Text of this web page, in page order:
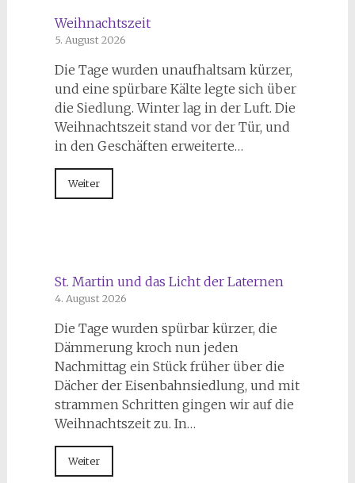
Weihnachtszeit
5. August 2026
Die Tage wurden unaufhaltsam kürzer,
und eine spürbare Kälte legte sich über
die Siedlung. Winter lag in der Luft. Die
Weihnachtszeit stand vor der Tür, und
in den Geschäften erweiterte…
Weiter
St. Martin und das Licht der Laternen
4. August 2026
Die Tage wurden spürbar kürzer, die
Dämmerung kroch nun jeden
Nachmittag ein Stück früher über die
Dächer der Eisenbahnsiedlung, und mit
strammen Schritten gingen wir auf die
Weihnachtszeit zu. In…
Weiter